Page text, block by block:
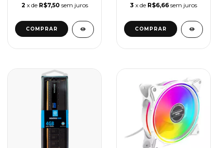
2 x de R$7,50 sem juros 3 x de R$6,66 sem juros